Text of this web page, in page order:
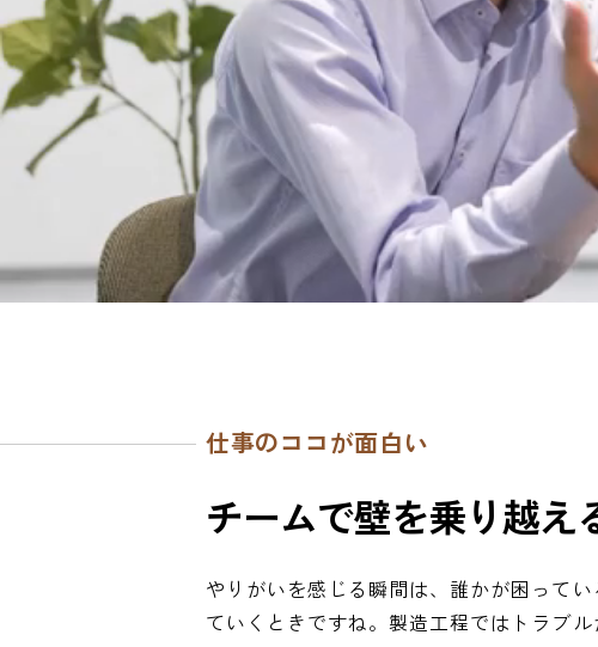
仕事のココが面白い
チームで壁を乗り 越え
やりがいを感じる瞬間は、誰かが困って
ていくときですね。製造工程ではトラブ